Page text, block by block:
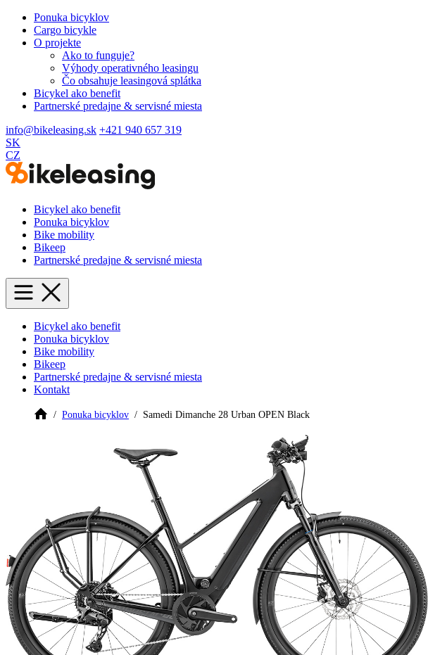
Ponuka bicyklov
Cargo bicykle
O projekte
Ako to funguje?
Výhody operativného leasingu
Čo obsahuje leasingová splátka
Bicykel ako benefit
Partnerské predajne & servisné miesta
info@bikeleasing.sk +421 940 657 319
SK
CZ
Bicykel ako benefit
Ponuka bicyklov
Bike mobility
Bikeep
Partnerské predajne & servisné miesta
Bicykel ako benefit
Ponuka bicyklov
Bike mobility
Bikeep
Partnerské predajne & servisné miesta
Kontakt
Ponuka bicyklov Samedi Dimanche 28 Urban OPEN Black